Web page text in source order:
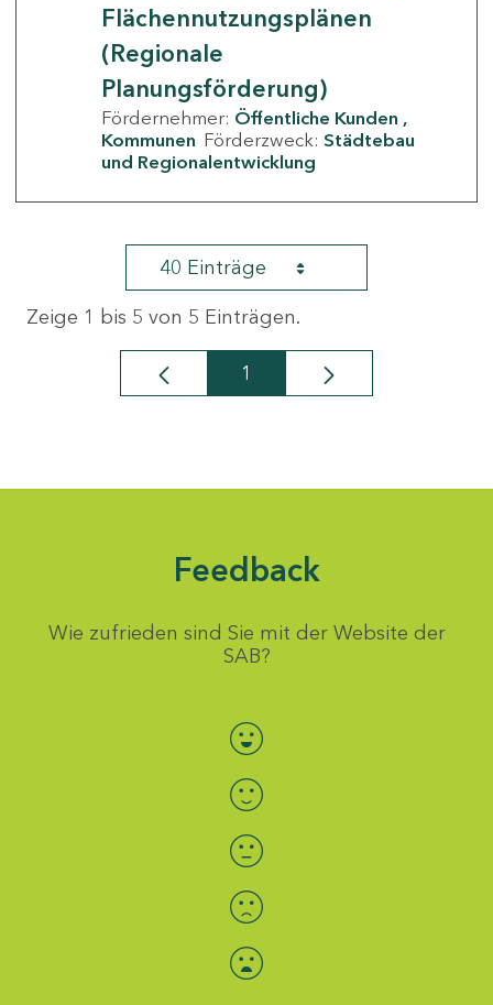
Flächennutzungsplänen
(Regionale
Planungsförderung)
Fördernehmer: Öffentliche Kunden
Kommunen Förderzweck: Städtebau
und Regionalentwicklung
40 Einträge
Zeige 1 bis 5 von 5 Einträgen.
Seite
1
Feedback
Wie zufrieden sind Sie mit der Website der
SAB?
Bewertung auswählen